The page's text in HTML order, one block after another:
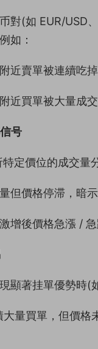
對(如 EUR/USD
如：
近賣單被連續吃
近買單被大量成
号
定價位的成交量
但價格停滞，暗
增後價格急漲 /
顯著挂單優勢時(
大量買單，但價格